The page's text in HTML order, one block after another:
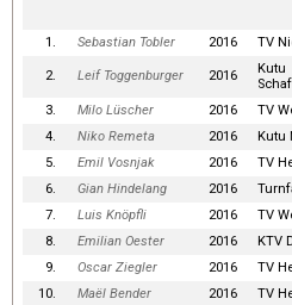
1. Sebastian Tobler 2016 TV
2. Leif Toggenburger 2016
Kutu
3. Milo Lüscher 2016 TV
4. Niko Remeta 2016 Kutu
5. Emil Vosnjak 2016 TV
6. Gian Hindelang 2016
7. Luis Knöpfli 2016 TV
8. Emilian Oester 2016 KTV
9. Oscar Ziegler 2016 TV
10. Maël Bender 2016 TV